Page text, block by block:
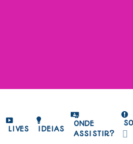
LIVES IDEIAS
ONDE
ASSISTIR?